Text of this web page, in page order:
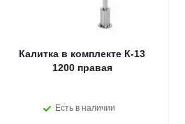
Калитка в комплекте К-13
1200 правая
Есть в наличии